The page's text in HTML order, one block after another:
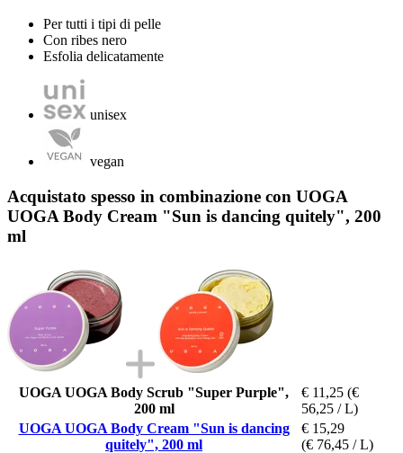
Per tutti i tipi di pelle
Con ribes nero
Esfolia delicatamente
unisex
vegan
Acquistato spesso in combinazione con UOGA
UOGA Body Cream "Sun is dancing quitely", 200
ml
UOGA UOGA Body Scrub "Super Purple",
200 ml
€ 11,25 (€
56,25 / L)
UOGA UOGA Body Cream "Sun is dancing
quitely", 200 ml
€ 15,29
(€ 76,45 / L)